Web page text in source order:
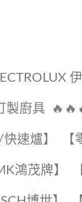
製廚具
速爐】
鴻茂牌】